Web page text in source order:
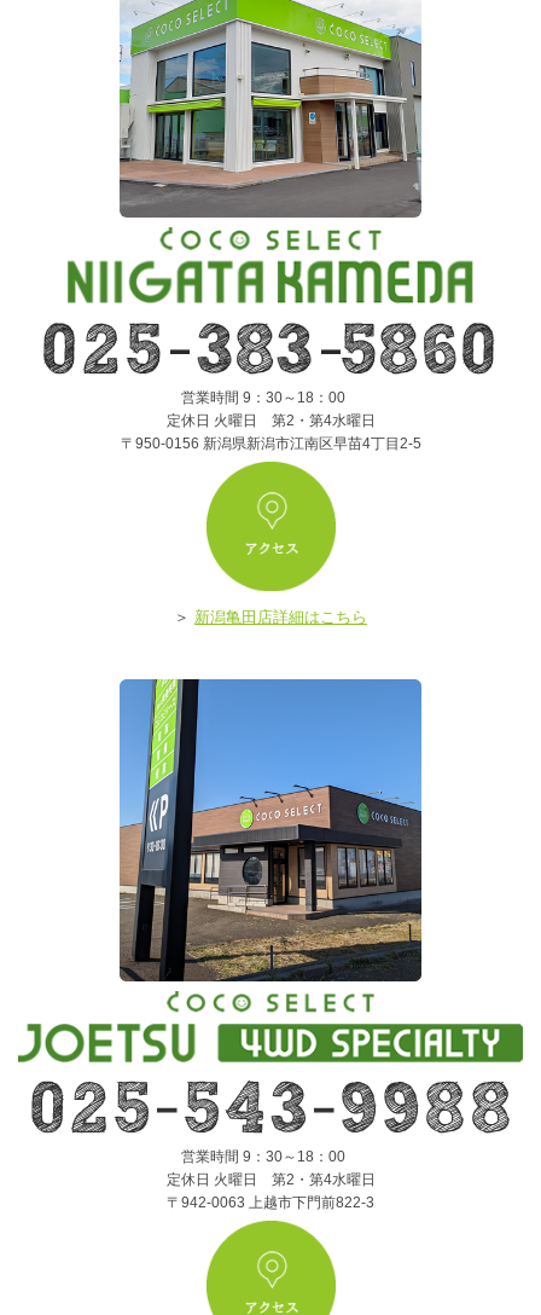
営業時間 9：30～18：00
定休日 火曜日 第2・第4水曜日
〒950-0156 新潟県新潟市江南区早苗4丁目2-5
＞ 新潟亀田店詳細はこちら
営業時間 9：30～18：00
定休日 火曜日 第2・第4水曜日
〒942-0063 上越市下門前822-3